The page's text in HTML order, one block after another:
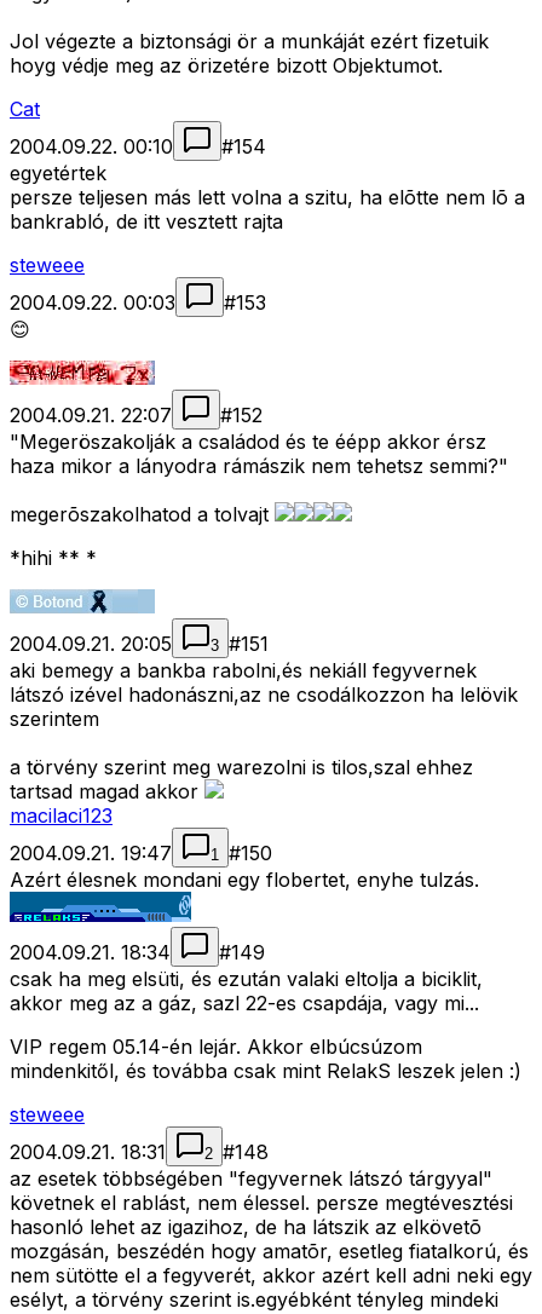
Jol végezte a biztonsági ör a munkáját ezért fizetuik
hoyg védje meg az örizetére bizott Objektumot.
Cat
2004.09.22. 00:10
#154
egyetértek
persze teljesen más lett volna a szitu, ha elõtte nem lõ a
bankrabló, de itt vesztett rajta
steweee
2004.09.22. 00:03
#153
😊
2004.09.21. 22:07 #152
"Megeröszakolják a családod és te éépp akkor érsz
haza mikor a lányodra rámászik nem tehetsz semmi?"
megerõszakolhatod a tolvajt
*hihi ** *
2004.09.21. 20:05 3 #151
aki bemegy a bankba rabolni,és nekiáll fegyvernek
látszó izével hadonászni,az ne csodálkozzon ha lelövik
szerintem
a törvény szerint meg warezolni is tilos,szal ehhez
tartsad magad akkor
macilaci123
2004.09.21. 19:47
1 #150
Azért élesnek mondani egy flobertet, enyhe tulzás.
2004.09.21. 18:34 #149
csak ha meg elsüti, és ezután valaki eltolja a biciklit,
akkor meg az a gáz, sazl 22-es csapdája, vagy mi...
VIP regem 05.14-én lejár. Akkor elbúcsúzom
mindenkitől, és továbba csak mint RelakS leszek jelen :)
steweee
2004.09.21. 18:31
2 #148
az esetek többségében "fegyvernek látszó tárgyyal"
követnek el rablást, nem élessel. persze megtévesztési
hasonló lehet az igazihoz, de ha látszik az elkövetõ
mozgásán, beszédén hogy amatõr, esetleg fiatalkorú, és
nem sütötte el a fegyverét, akkor azért kell adni neki egy
esélyt, a törvény szerint is.egyébként tényleg mindeki